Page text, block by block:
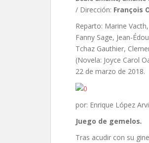
/ Dirección: François
Reparto: Marine
Fanny Sage, Jean-
Tchaz Gauthier,
(Novela: Joyce Carol
22 de marzo de 2018.
por: Enrique López
Juego de gemelos.
Tras acudir con su